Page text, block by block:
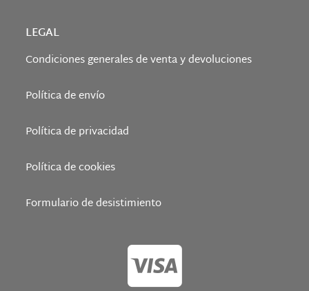
LEGAL
Condiciones generales de venta y devoluciones
Política de envío
Política de privacidad
Política de cookies
Formulario de desistimiento